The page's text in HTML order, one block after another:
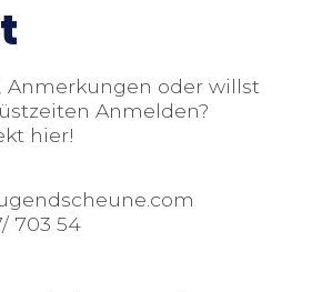
Anmerkungen oder willst
Anmelden?
hier!
54